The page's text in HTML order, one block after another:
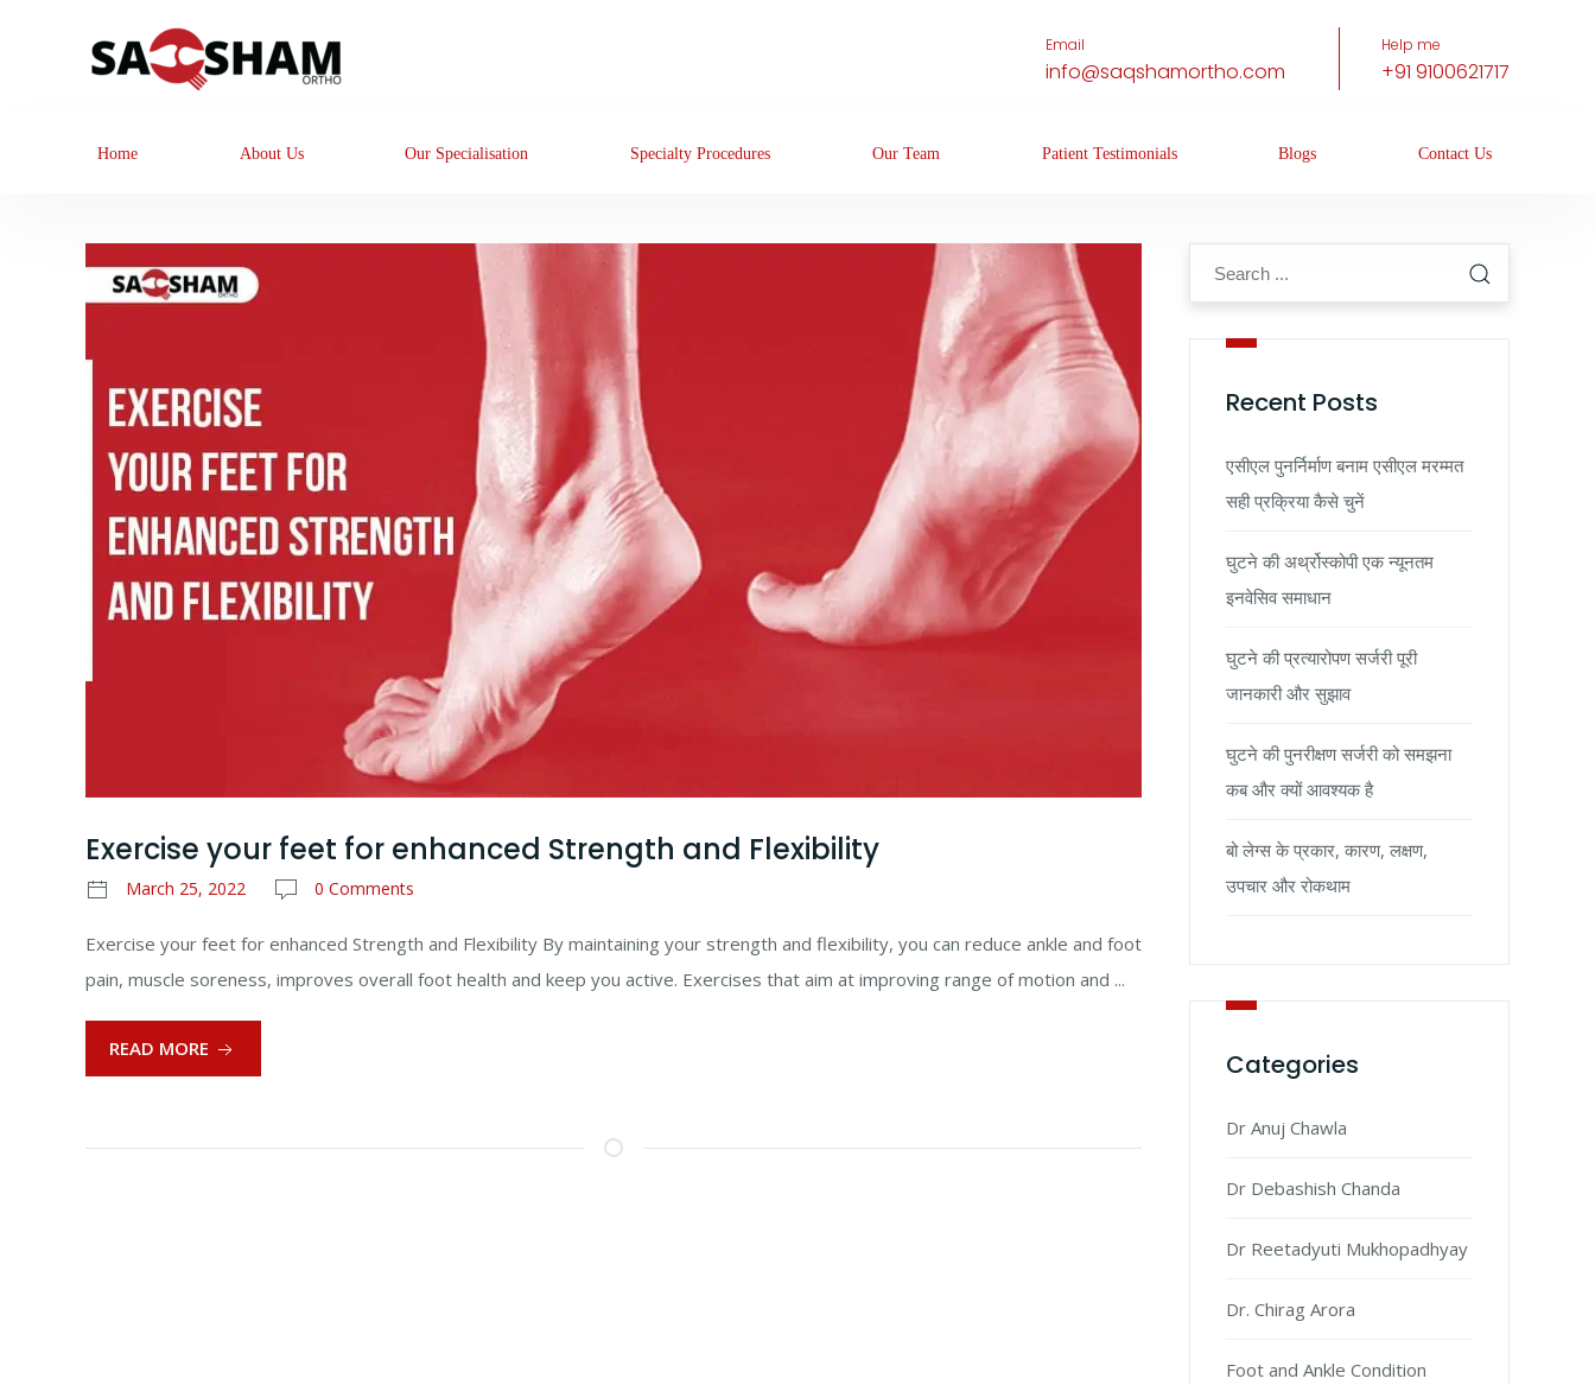
Email
info@saqshamortho.com
Help me
+91 9100621717
Home About Us Our Specialisation Specialty Procedures Our Team Patient Testimonials Blogs Contact Us
Exercise your feet for enhanced Strength and Flexibility
March 25, 2022 0 Comments
Exercise your feet for enhanced Strength and Flexibility By maintaining your strength and flexibility, you can reduce ankle and foot
pain, muscle soreness, improves overall foot health and keep you active. Exercises that aim at improving range of motion and ...
READ MORE
Recent Posts
एसीएल पुनर्निर्माण बनाम एसीएल मरम्मत
सही प्रक्रिया कैसे चुनें
घुटने की अर्थ्रोस्कोपी एक न्यूनतम
इनवेसिव समाधान
घुटने की प्रत्यारोपण सर्जरी पूरी
जानकारी और सुझाव
घुटने की पुनरीक्षण सर्जरी को समझना
कब और क्यों आवश्यक है
बो लेग्स के प्रकार, कारण, लक्षण,
उपचार और रोकथाम
Categories
Dr Anuj Chawla
Dr Debashish Chanda
Dr Reetadyuti Mukhopadhyay
Dr. Chirag Arora
Foot and Ankle Condition